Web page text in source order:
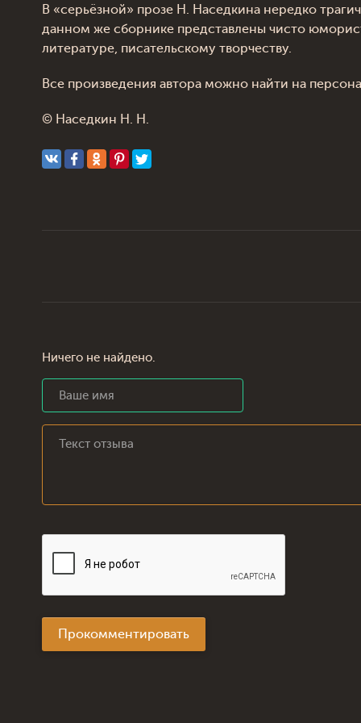
В «серьёзной» прозе Н. Наседкина нередко
данном же сборнике представлены чисто
литературе, писательскому творчеству.
Все произведения автора можно найти на
© Наседкин Н. Н.
Ничего не найдено.
Прокомментировать